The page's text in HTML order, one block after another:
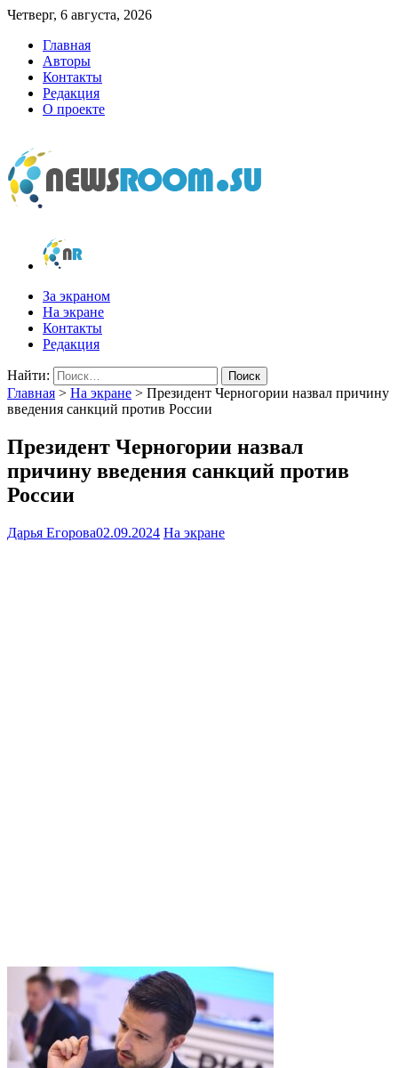
Четверг, 6 августа, 2026
Главная
Авторы
Контакты
Редакция
О проекте
newsroom.su
Новости о новостях
За экраном
На экране
Контакты
Редакция
Найти:
Главная > На экране > Президент Черногории назвал причину
введения санкций против России
Президент Черногории назвал
причину введения санкций против
России
Дарья Егорова02.09.2024 На экране